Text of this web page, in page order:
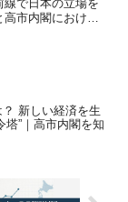
で日本の立場を
市内閣における
新しい経済を生
塔”｜高市内閣を知